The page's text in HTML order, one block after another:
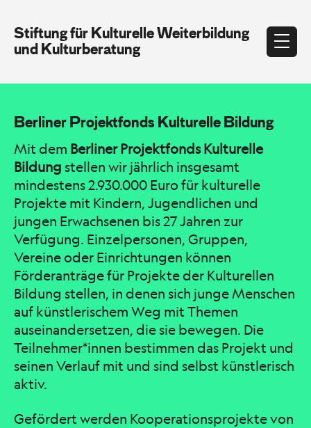
Stiftung für Kulturelle Weiterbildung
und Kulturberatung
Berliner Projektfonds Kulturelle Bildung
Mit dem Berliner Projektfonds Kulturelle
Bildung stellen wir jährlich insgesamt
mindestens 2.930.000 Euro für kulturelle
Projekte mit Kindern, Jugendlichen und
jungen Erwachsenen bis 27 Jahren zur
Verfügung. Einzelpersonen, Gruppen,
Vereine oder Einrichtungen können
Förderanträge für Projekte der Kulturellen
Bildung stellen, in denen sich junge Menschen
auf künstlerischem Weg mit Themen
auseinandersetzen, die sie bewegen. Die
Teilnehmer*innen bestimmen das Projekt und
seinen Verlauf mit und sind selbst künstlerisch
aktiv.
Gefördert werden Kooperationsprojekte von